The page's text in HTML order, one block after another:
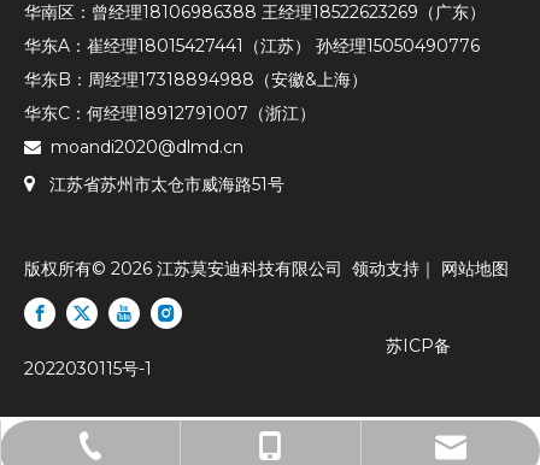
0512-53980061
18106986388
moandi2020@dlmd.cn
华南区：曾经理18106986388 王经理18522623269（广东）
华东A：崔经理18015427441（江苏） 孙经理15050490776
华东B：周经理17318894988（安徽&上海）
华东C：何经理18912791007（浙江）
 moandi2020@dlmd.cn
 江苏省苏州市太仓市威海路51号
版权所有© 2026 江苏莫安迪科技有限公司 领动支持｜ 网站地图
苏ICP备
2022030115号-1